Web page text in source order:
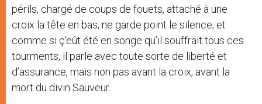
périls, chargé de coups de fouets, attaché à une
croix la tête en bas, ne garde point le silence; et
comme si ç’eût été en songe qu’il souffrait tous ces
tourments, il parle avec toute sorte de liberté et
d’assurance, mais non pas avant la croix, avant la
mort du divin Sauveur.